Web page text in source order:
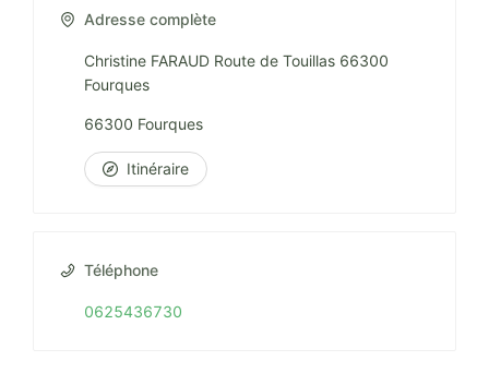
Adresse complète
Christine FARAUD Route de Touillas 66300
Fourques
66300 Fourques
Itinéraire
Téléphone
0625436730